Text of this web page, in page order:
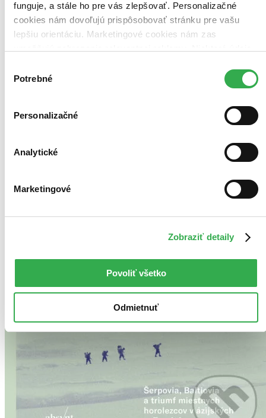
funguje, a stále ho pre vás zlepšovať. Personalizačné
cookies nám dovoľujú prispôsobovať stránku pre vašu
lepšiu orientáciu. Marketingové cookies nám zas
keby sme mohli používať všetky tieto cookies. Ďakujeme!
súhlasu
Potrebné
Personalizačné
Analytické
Marketingové
Zobraziť detaily
Povoliť všetko
Odmietnuť
Najlacnejšie
Najvyššia zľava
31 produktov
Použité filtre